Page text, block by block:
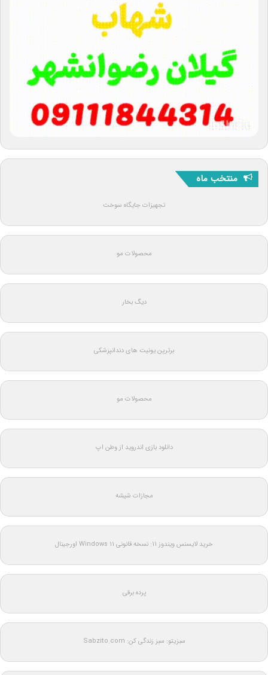
منتخب ماه
تجهیزات جایگاه سوخت
محصولات مو
دیگ بخار
برترین یونیت های دندانپزشکی
محصولات مو
دانلود بازی اندروید از وطن اپ
مجازات شیشه
خرید لایسنس ویندوز 11: نسخه قانونی Windows 11 اورجینال
پرده برقی
سبزیتو: سبز زندگی کن: Sabzito.com